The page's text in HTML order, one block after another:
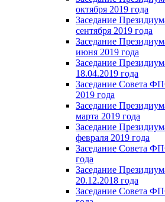
октября 2019 года
Заседание
сентября 2019 года
Заседание
июня 2019 года
Заседание
18.04.2019 года
Заседание Совета
2019 года
Заседание
марта 2019 года
Заседание
февраля 2019 года
Заседание Совета
года
Заседание
20.12.2018 года
Заседание Совета